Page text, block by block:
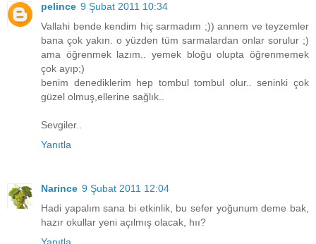
pelince 9 Şubat 2011 10:34
Vallahi bende kendim hiç sarmadım ;)) annem ve teyzemler
bana çok yakın. o yüzden tüm sarmalardan onlar sorulur ;)
ama öğrenmek lazım.. yemek bloğu olupta öğrenmemek
çok ayıp;)
benim denediklerim hep tombul tombul olur.. seninki çok
güzel olmuş,ellerine sağlık..
Sevgiler..
Yanıtla
Narince 9 Şubat 2011 12:04
Hadi yapalım sana bi etkinlik, bu sefer yoğunum deme bak,
hazır okullar yeni açılmış olacak, hıı?